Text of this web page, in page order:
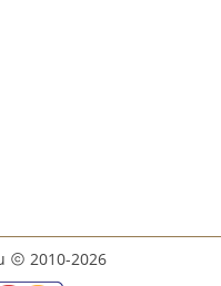
2010-2026